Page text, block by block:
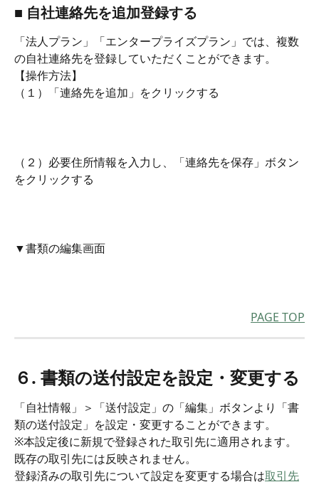
■ 自社連絡先を追加登録する
「法人プラン」「エンタープライズプラン」では、複数
の自社連絡先を登録していただくことができます。
【操作方法】
（１）「連絡先を追加」をクリックする
（２）必要住所情報を入力し、「連絡先を保存」ボタン
をクリックする
▼書類の編集画面
PAGE TOP
６. 書類の送付設定を設定・変更する
「自社情報」＞「送付設定」の「編集」ボタンより「書
類の送付設定」を設定・変更することができます。
※本設定後に新規で登録された取引先に適用されます。
既存の取引先には反映されません。
登録済みの取引先について設定を変更する場合は取引先